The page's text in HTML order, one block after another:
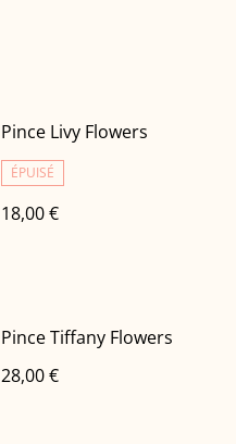
Pince Livy Flowers
ÉPUISÉ
18,00 €
Pince Tiffany Flowers
28,00 €